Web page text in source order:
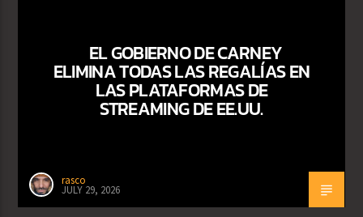
EL GOBIERNO DE CARNEY
ELIMINA TODAS LAS REGALÍAS EN
LAS PLATAFORMAS DE
STREAMING DE EE.UU.
rasco
JULY 29, 2026